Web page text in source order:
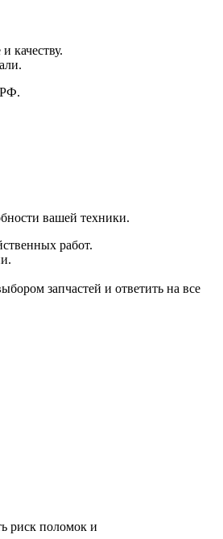
качеству.
РФ.
вашей техники.
работ.
запчастей и ответить на все
риск поломок и